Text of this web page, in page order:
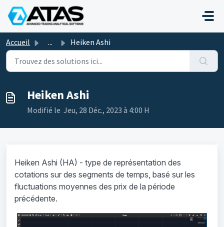
Passer au contenu principal
Accueil ... Heiken Ashi
Heiken Ashi
Modifié le Jeu, 28 Déc., 2023 à 4:00 H
Heiken Ashi (HA) - type de représentation des
cotations sur des segments de temps, basé sur les
fluctuations moyennes des prix de la période
précédente.